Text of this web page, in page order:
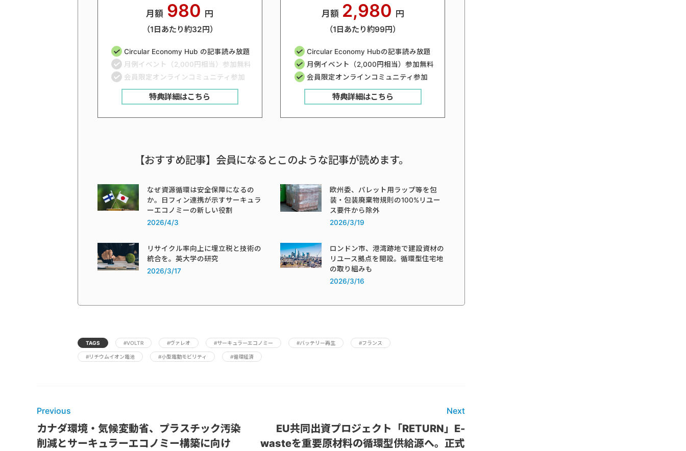
月額 980 円
（1日あたり約32円）
Circular Economy Hub の記事読み放題
月例イベント（2,000円相当）参加無料
会員限定オンラインコミュニティ参加
特典詳細はこちら
月額 2,980 円
（1日あたり約99円）
Circular Economy Hubの記事読み放題
月例イベント（2,000円相当）参加無料
会員限定オンラインコミュニティ参加
特典詳細はこちら
【おすすめ記事】会員になるとこのような記事が読めます。
なぜ資源循環は安全保障になるの
か。日フィン連携が示すサーキュラ
ーエコノミーの新しい役割
2026/4/3
欧州委、パレット用ラップ等を包
装・包装廃棄物規則の100%リユー
ス要件から除外
2026/3/19
リサイクル率向上に埋立税と技術の
統合を。英大学の研究
2026/3/17
ロンドン市、港湾跡地で建設資材の
リユース拠点を開設。循環型住宅地
の取り組みも
2026/3/16
TAGS #VOLTR #ヴァレオ #サーキュラーエコノミー #バッテリー再生 #フランス
#リチウムイオン電池 #小型電動モビリティ #循環経済
Previous
カナダ環境・気候変動省、プラスチック汚染
削減とサーキュラーエコノミー構築に向け
Next
EU共同出資プロジェクト「RETURN」E-
wasteを重要原材料の循環型供給源へ。正式